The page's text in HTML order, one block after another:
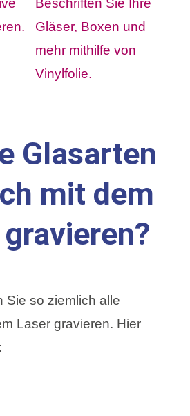
Glasarten
mit dem
Sie so ziemlich alle
Laser gravieren. Hier